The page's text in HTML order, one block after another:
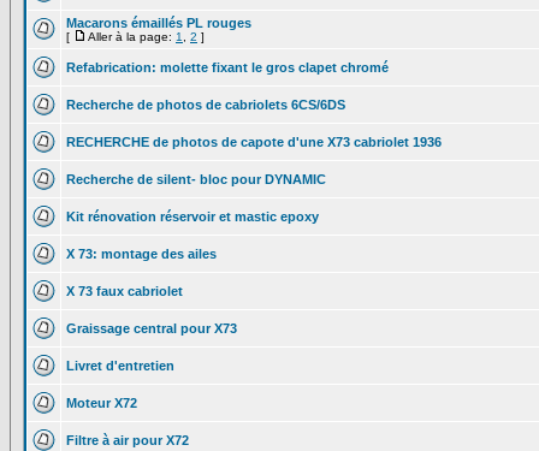
Macarons émaillés PL rouges
[ Aller à la page: 1 2 ]
Refabrication: molette fixant le gros clapet chromé
Recherche de photos de cabriolets 6CS/6DS
RECHERCHE de photos de capote d'une X73 cabriolet 1936
Recherche de silent- bloc pour DYNAMIC
Kit rénovation réservoir et mastic epoxy
X 73: montage des ailes
X 73 faux cabriolet
Graissage central pour X73
Livret d'entretien
Moteur X72
Filtre à air pour X72